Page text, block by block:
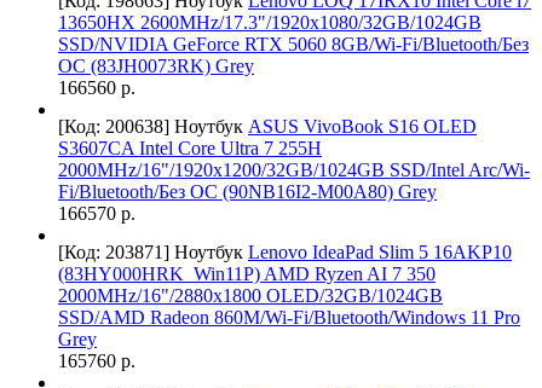
13650HX 2600MHz/17.3"/1920x1080/32GB/1024GB
SSD/NVIDIA GeForce RTX 5060 8GB/Wi-Fi/Bluetooth/Без
ОС (83JH0073RK) Grey
166560 р.
[Код: 200638] Ноутбук ASUS VivoBook S16 OLED
S3607CA Intel Core Ultra 7 255H
2000MHz/16"/1920x1200/32GB/1024GB SSD/Intel Arc/Wi-
Fi/Bluetooth/Без ОС (90NB16I2-M00A80) Grey
166570 р.
[Код: 203871] Ноутбук Lenovo IdeaPad Slim 5 16AKP10
(83HY000HRK_Win11P) AMD Ryzen AI 7 350
2000MHz/16"/2880x1800 OLED/32GB/1024GB
SSD/AMD Radeon 860M/Wi-Fi/Bluetooth/Windows 11 Pro
Grey
165760 р.